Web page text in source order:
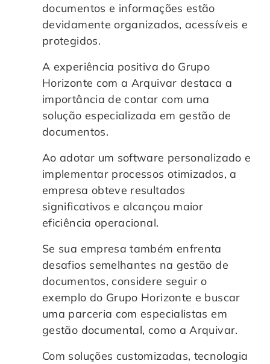
documentos e informações estão
devidamente organizados, acessíveis e
protegidos.
A experiência positiva do Grupo
Horizonte com a Arquivar destaca a
importância de contar com uma
solução especializada em gestão de
documentos.
Ao adotar um software personalizado e
implementar processos otimizados, a
empresa obteve resultados
significativos e alcançou maior
eficiência operacional.
Se sua empresa também enfrenta
desafios semelhantes na gestão de
documentos, considere seguir o
exemplo do Grupo Horizonte e buscar
uma parceria com especialistas em
gestão documental, como a Arquivar.
Com soluções customizadas, tecnologia